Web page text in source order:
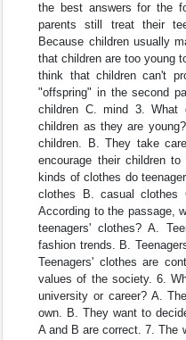
the best answers for the
parents still treat their
Because children usually
that children are too young
think that children can't
"offspring" in the second
children C. mind 3. What
children as they are
children. B. They take
encourage their children
kinds of clothes do
clothes B. casual
According to the passage,
teenagers' clothes? A.
fashion trends. B.
Teenagers' clothes are
values of the society. 6.
university or career? A.
own. B. They want to
A and B are correct. 7. The